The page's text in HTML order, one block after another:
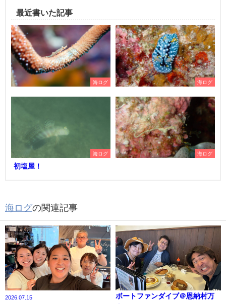
最近書いた記事
海ログ 海ログ
海ログ
初塩屋！
海ログ
海ログの関連記事
2026.07.15
ボートファンダイブ＠恩納村万